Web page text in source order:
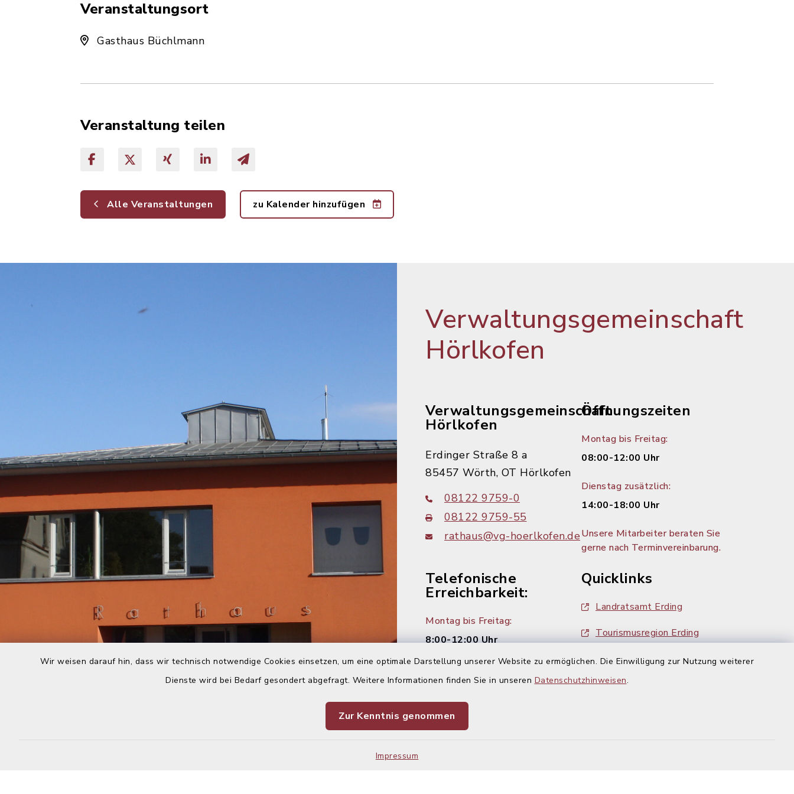
Wir weisen darauf hin, dass wir technisch notwendige Cookies einsetzen, um eine optimale Darstellung unserer Website zu ermöglichen. Die Einwilligung zur Nutzung weiterer
Dienste wird bei Bedarf gesondert abgefragt. Weitere Informationen finden Sie in unseren Datenschutzhinweisen.
Zur Kenntnis genommen
Impressum
Veranstaltungsort
Gasthaus Büchlmann
Veranstaltung teilen
Alle Veranstaltungen zu Kalender hinzufügen
Verwaltungsgemeinschaft
Hörlkofen
Verwaltungsgemeinschaft
Hörlkofen
Erdinger Straße 8 a
85457 Wörth, OT Hörlkofen
08122 9759-0
08122 9759-55
rathaus@vg-hoerlkofen.de
Öffnungszeiten
Montag bis Freitag:
08:00-12:00 Uhr
Dienstag zusätzlich:
14:00-18:00 Uhr
Unsere Mitarbeiter beraten Sie
gerne nach Terminvereinbarung.
Telefonische
Erreichbarkeit:
Montag bis Freitag:
8:00-12:00 Uhr
Montag und Donnerstag:
14:00-16:00 Uhr
Dienstag:
14:00-18:00 Uhr
Quicklinks
Landratsamt Erding
Tourismusregion Erding
Ausschreibungen